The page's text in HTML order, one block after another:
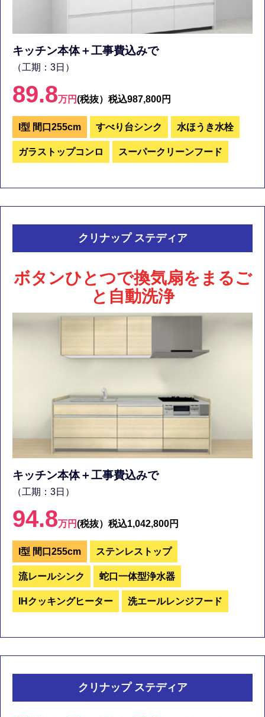
キッチン本体＋工事費込みで
（工期：3日）
89.8万円(税抜） 税込987,800円
I型 間口255cm すべり台シンク 水ほうき水栓
ガラストップコンロ スーパークリーンフード
クリナップ ステディア
ボタンひとつで換気扇をまるご
と自動洗浄
キッチン本体＋工事費込みで
（工期：3日）
94.8万円(税抜） 税込1,042,800円
I型 間口255cm ステンレストップ
流レールシンク 蛇口一体型浄水器
IHクッキングヒーター 洗エールレンジフード
クリナップ ステディア